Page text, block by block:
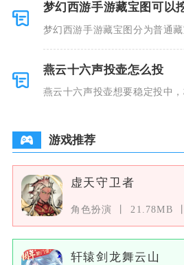
梦幻西游手游藏宝图可以
梦幻西游手游藏宝图分为普通
燕云十六声投壶怎么投
燕云十六声投壶想要稳定投中
游戏推荐
虚天守卫者
角色扮演 21.78MB
轩辕剑龙舞云山